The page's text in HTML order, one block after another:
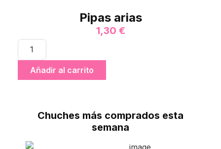
Pipas arias
1,30 €
Añadir al carrito
Chuches más comprados esta
semana